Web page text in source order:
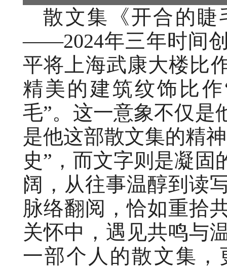
散文集《开合的睫
——2024年三年时间
平将上海武康大楼比
精美的建筑纹饰比
毛”。这一意象不仅是
是他这部散文集的精
史”，而文字则是凝固
阔，从往事温醇到读
脉络翻阅，恰如重拾
关怀中，遇见共鸣与
一部个人的散文集